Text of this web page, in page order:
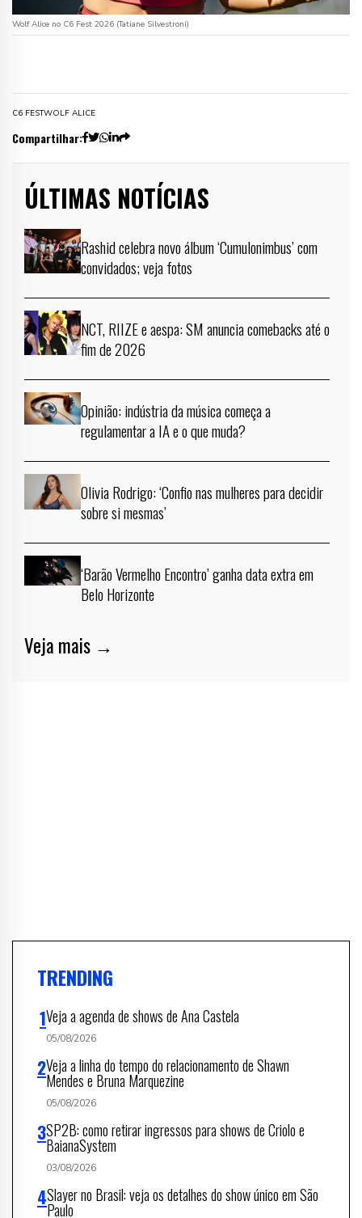
Wolf Alice no C6 Fest 2026 (Tatiane Silvestroni)
C6 FESTWOLF ALICE
Compartilhar:
ÚLTIMAS NOTÍCIAS
Rashid celebra novo álbum ‘Cumulonimbus’ com
convidados; veja fotos
NCT, RIIZE e aespa: SM anuncia comebacks até o
fim de 2026
Opinião: indústria da música começa a
regulamentar a IA e o que muda?
Olivia Rodrigo: ‘Confio nas mulheres para decidir
sobre si mesmas’
‘Barão Vermelho Encontro’ ganha data extra em
Belo Horizonte
Veja mais →
TRENDING
Veja a agenda de shows de Ana Castela
05/08/2026
Veja a linha do tempo do relacionamento de Shawn
Mendes e Bruna Marquezine
05/08/2026
SP2B: como retirar ingressos para shows de Criolo e
BaianaSystem
03/08/2026
Slayer no Brasil: veja os detalhes do show único em São
Paulo